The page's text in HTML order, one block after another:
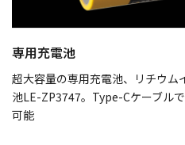
専用充電池
超大容量の専用充電池、リチウム
池LE-ZP3747。Type-Cケーブル
可能